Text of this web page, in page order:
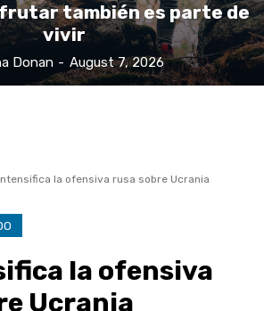
también es parte de
vivir
Donan - August 7, 2026